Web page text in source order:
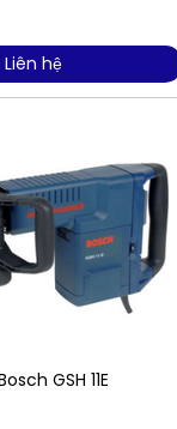
Liên hệ
GSH 11E